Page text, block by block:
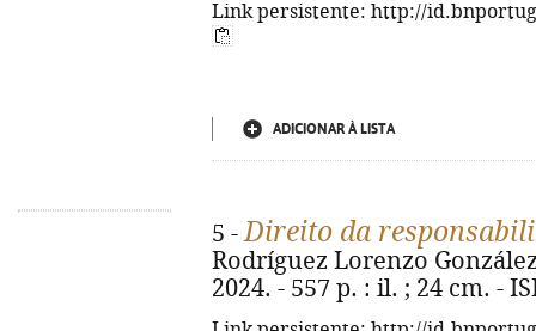
Link persistente: http://
ADICIONAR À LISTA
5 -Direito da
Rodríguez Lorenzo
2024. - 557 p. : il. ; 24 cm. -